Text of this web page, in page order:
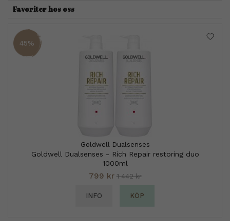
Favoriter hos oss
45%
Goldwell Dualsenses
Goldwell Dualsenses - Rich Repair restoring duo
1000ml
799 kr 1 442 kr
INFO KÖP